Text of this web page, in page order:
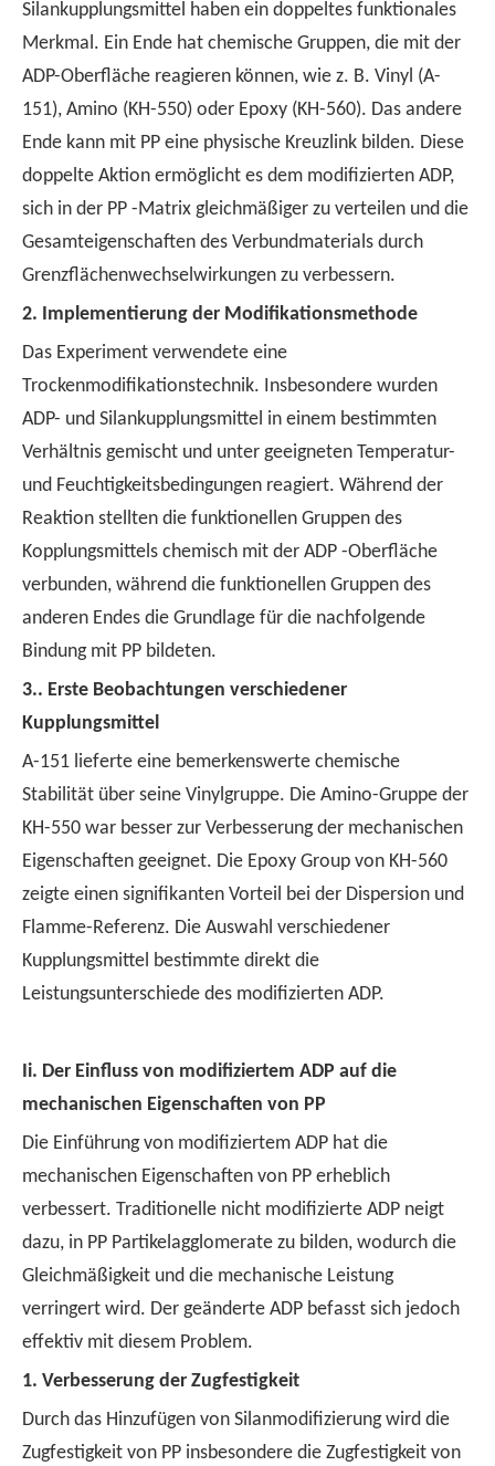
Silankupplungsmittel haben ein doppeltes funktionales
Merkmal. Ein Ende hat chemische Gruppen, die mit der
ADP-Oberfläche reagieren können, wie z. B. Vinyl (A-
151), Amino (KH-550) oder Epoxy (KH-560). Das andere
Ende kann mit PP eine physische Kreuzlink bilden. Diese
doppelte Aktion ermöglicht es dem modifizierten ADP,
sich in der PP -Matrix gleichmäßiger zu verteilen und die
Gesamteigenschaften des Verbundmaterials durch
Grenzflächenwechselwirkungen zu verbessern.
2. Implementierung der Modifikationsmethode
Das Experiment verwendete eine
Trockenmodifikationstechnik. Insbesondere wurden
ADP- und Silankupplungsmittel in einem bestimmten
Verhältnis gemischt und unter geeigneten Temperatur-
und Feuchtigkeitsbedingungen reagiert. Während der
Reaktion stellten die funktionellen Gruppen des
Kopplungsmittels chemisch mit der ADP -Oberfläche
verbunden, während die funktionellen Gruppen des
anderen Endes die Grundlage für die nachfolgende
Bindung mit PP bildeten.
3.. Erste Beobachtungen verschiedener
Kupplungsmittel
A-151 lieferte eine bemerkenswerte chemische
Stabilität über seine Vinylgruppe. Die Amino-Gruppe der
KH-550 war besser zur Verbesserung der mechanischen
Eigenschaften geeignet. Die Epoxy Group von KH-560
zeigte einen signifikanten Vorteil bei der Dispersion und
Flamme-Referenz. Die Auswahl verschiedener
Kupplungsmittel bestimmte direkt die
Leistungsunterschiede des modifizierten ADP.
Ii. Der Einfluss von modifiziertem ADP auf die
mechanischen Eigenschaften von PP
Die Einführung von modifiziertem ADP hat die
mechanischen Eigenschaften von PP erheblich
verbessert. Traditionelle nicht modifizierte ADP neigt
dazu, in PP Partikelagglomerate zu bilden, wodurch die
Gleichmäßigkeit und die mechanische Leistung
verringert wird. Der geänderte ADP befasst sich jedoch
effektiv mit diesem Problem.
1. Verbesserung der Zugfestigkeit
Durch das Hinzufügen von Silanmodifizierung wird die
Zugfestigkeit von PP insbesondere die Zugfestigkeit von